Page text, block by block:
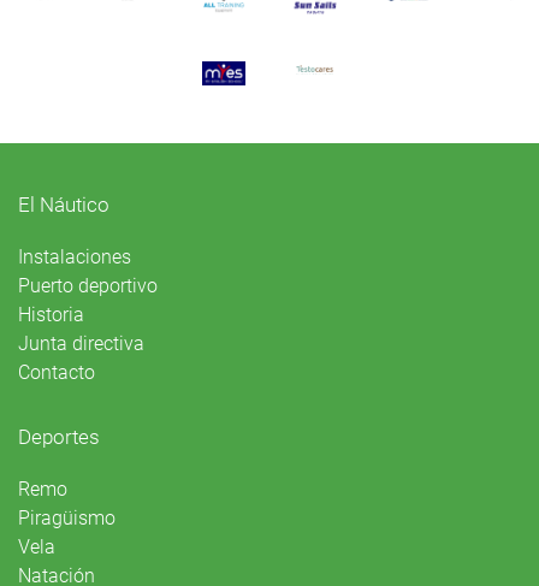
El Náutico
Instalaciones
Puerto deportivo
Historia
Junta directiva
Contacto
Deportes
Remo
Piragüismo
Vela
Natación